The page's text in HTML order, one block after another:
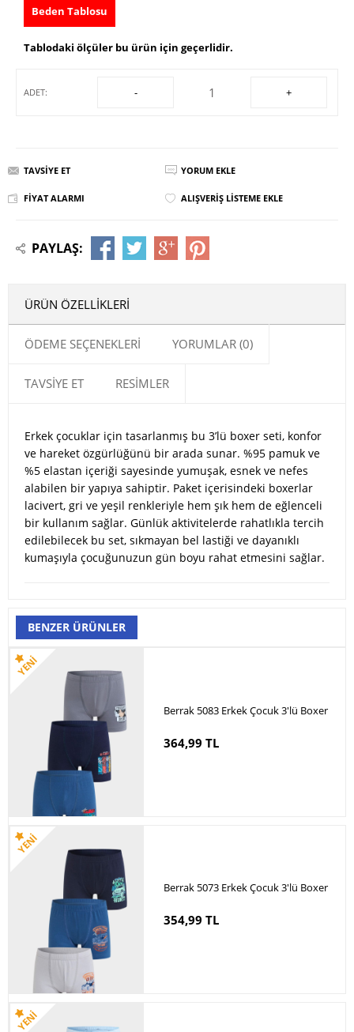
Beden Tablosu
Tablodaki ölçüler bu ürün için geçerlidir.
ADET: - +
TAVSIYE ET YORUM EKLE
FIYAT ALARMI ALIŞVERIŞ LISTEME EKLE
PAYLAŞ:
ÜRÜN ÖZELLIKLERI
ÖDEME SEÇENEKLERI YORUMLAR (0)
TAVSIYE ET RESIMLER
Erkek çocuklar için tasarlanmış bu 3’lü boxer seti, konfor
ve hareket özgürlüğünü bir arada sunar. %95 pamuk ve
%5 elastan içeriği sayesinde yumuşak, esnek ve nefes
alabilen bir yapıya sahiptir. Paket içerisindeki boxerlar
lacivert, gri ve yeşil renkleriyle hem şık hem de eğlenceli
bir kullanım sağlar. Günlük aktivitelerde rahatlıkla tercih
edilebilecek bu set, sıkmayan bel lastiği ve dayanıklı
kumaşıyla çocuğunuzun gün boyu rahat etmesini sağlar.
BENZER ÜRÜNLER
Berrak 5083 Erkek Çocuk 3'lü Boxer
364,99 TL
Berrak 5073 Erkek Çocuk 3'lü Boxer
354,99 TL